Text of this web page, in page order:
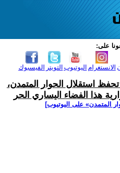
على:
الفيسبوك التويتر اليوتيوب الانستغرام
تحفظ استقلال الحوار المتمدن،
هذا الفضاء اليساري الحر
المتمدن» على اليوتيوب]